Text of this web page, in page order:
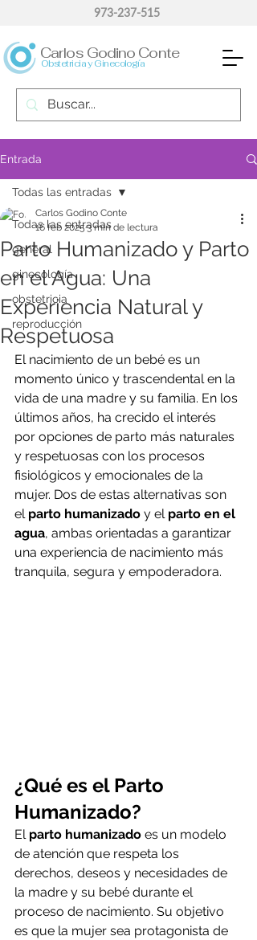
Obstetricia y Ginecología
Carlos Godino Conte
973-237-515
Entrada
Todas las entradas
general
ginecología
obstetricia
reproducción
Todas las entradas
Parto Humanizado y Parto
en el Agua: Una
Experiencia Natural y
Respetuosa
Carlos Godino Conte
16 feb 2025 3 min de lectura
El nacimiento de un bebé es un
momento único y trascendental en la
vida de una madre y su familia. En los
últimos años, ha crecido el interés
por opciones de parto más naturales
y respetuosas con los procesos
fisiológicos y emocionales de la
mujer. Dos de estas alternativas son
el parto humanizado y el parto en el
agua, ambas orientadas a garantizar
una experiencia de nacimiento más
tranquila, segura y empoderadora.
¿Qué es el Parto
Humanizado?
El parto humanizado es un modelo
de atención que respeta los
derechos, deseos y necesidades de
la madre y su bebé durante el
proceso de nacimiento. Su objetivo
es que la mujer sea protagonista de